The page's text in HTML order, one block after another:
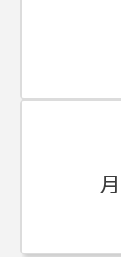
月